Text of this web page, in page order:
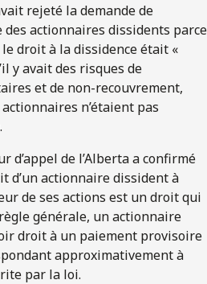
rejeté la demande de
actionnaires dissidents parce
droit à la dissidence était «
y avait des risques de
et de non-recouvrement,
n’étaient pas
d’appel de l’Alberta a confirmé
d’un actionnaire dissident à
de ses actions est un droit qui
générale, un actionnaire
droit à un paiement provisoire
approximativement à
par la loi.